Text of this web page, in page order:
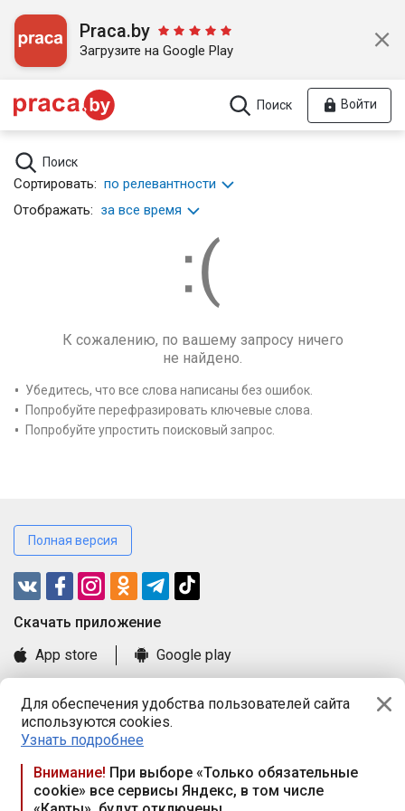
Для обеспечения удобства пользователей сайта
используются cookies.
Узнать подробнее
Внимание! При выборе «Только обязательные
cookie» все сервисы Яндекс, в том числе
Praca.by
Загрузите на Google Play
Поиск Войти
Поиск
Сортировать: по релевантности
Отображать: за все время
К сожалению, по вашему запросу ничего
не найдено.
Убедитесь, что все слова написаны без ошибок.
Попробуйте перефразировать ключевые слова.
Попробуйте упростить поисковый запрос.
Полная версия
Cкачать приложение
App store
Google play
Книга замечаний и предложений
Правила и документы
Praca.by © 2000—2026, ООО «ПРАЦА БАЙ»
Республика Беларусь, 220114, г. Минск, пр-т Независимости
117а, пом. № 9.